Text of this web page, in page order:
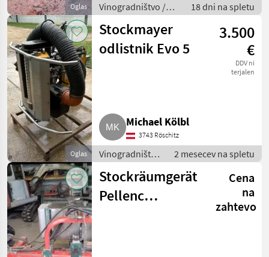
Oglas
Vinogradništvo /
Drugi stroji za
vinogradništvo
18 dni na spletu
Oglas
Stockmayer
odlistnik Evo 5
3.500
€
DDV ni
terjalen
Michael Kölbl
3743 Röschitz
Vinogradništvo
/ Drugi stroji za
vinogradništvo
2 mesecev na spletu
Stockräumgerät
Pellenc
Cena
na
zahtevo